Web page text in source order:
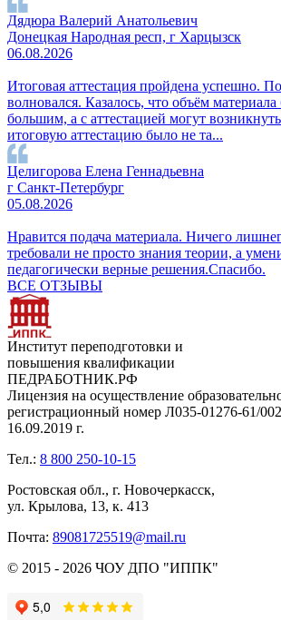
Дядюра Валерий Анатольевич
Донецкая Народная респ, г Харцызск
06.08.2026
Итоговая аттестация пройдена успешно.
волновался. Казалось, что объём
большим, а с аттестацией могут
итоговую аттестацию было не та...
Целигорова Елена Геннадьевна
г Санкт-Петербург
05.08.2026
Нравится подача материала. Ничего
требовали не просто знания теории, а
педагогически верные решения.Спасибо.
ВСЕ ОТЗЫВЫ
Институт переподготовки и
повышения квалификации
ПЕДРАБОТНИК.РФ
Лицензия на осуществление
регистрационный номер Л035-01276-61/
16.09.2019 г.
Тел.: 8 800 250-10-15
Ростовская обл., г. Новочеркасск,
ул. Крылова, 13, к. 413
Почта: 89081725519@mail.ru
© 2015 - 2026 ЧОУ ДПО "ИППК"